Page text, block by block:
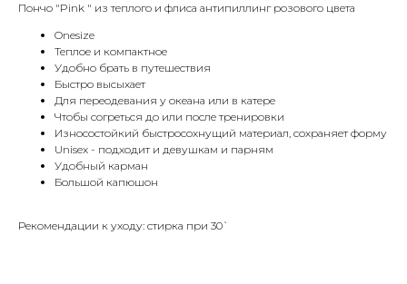
Пончо "Pink " из теплого и флиса антипиллинг розового цвета
Onesize
Теплое и компактное
Удобно брать в путешествия
Быстро высыхает
Для переодевания у океана или в катере
Чтобы согреться до или после тренировки
Износостойкий быстросохнущий материал, сохраняет форму
Unisex - подходит и девушкам и парням
Удобный карман
Большой капюшон
Рекомендации к уходу: стирка при 30`